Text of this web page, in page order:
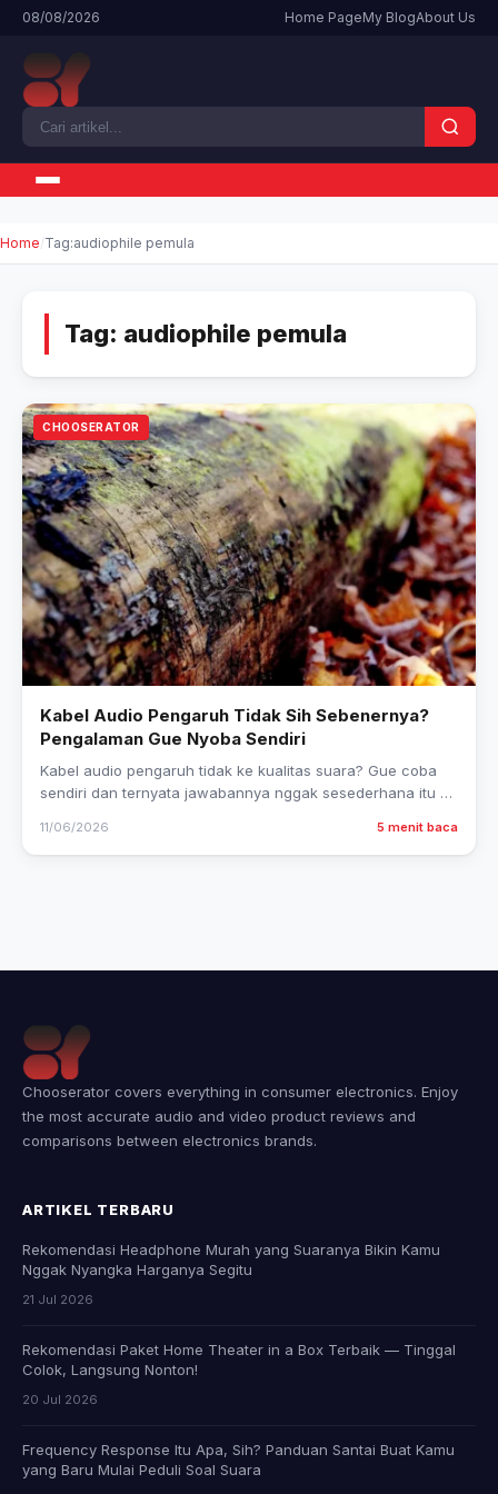
08/08/2026 Home PageMy BlogAbout Us
Home Tag:audiophile pemula
Tag: audiophile pemula
CHOOSERATOR
Kabel Audio Pengaruh Tidak Sih Sebenernya?
Pengalaman Gue Nyoba Sendiri
Kabel audio pengaruh tidak ke kualitas suara? Gue coba
sendiri dan ternyata jawabannya nggak sesederhana itu —
11/06/2026 5 menit baca
Chooserator covers everything in consumer electronics. Enjoy
the most accurate audio and video product reviews and
comparisons between electronics brands.
ARTIKEL TERBARU
Rekomendasi Headphone Murah yang Suaranya Bikin Kamu
Nggak Nyangka Harganya Segitu
21 Jul 2026
Rekomendasi Paket Home Theater in a Box Terbaik — Tinggal
Colok, Langsung Nonton!
20 Jul 2026
Frequency Response Itu Apa, Sih? Panduan Santai Buat Kamu
yang Baru Mulai Peduli Soal Suara